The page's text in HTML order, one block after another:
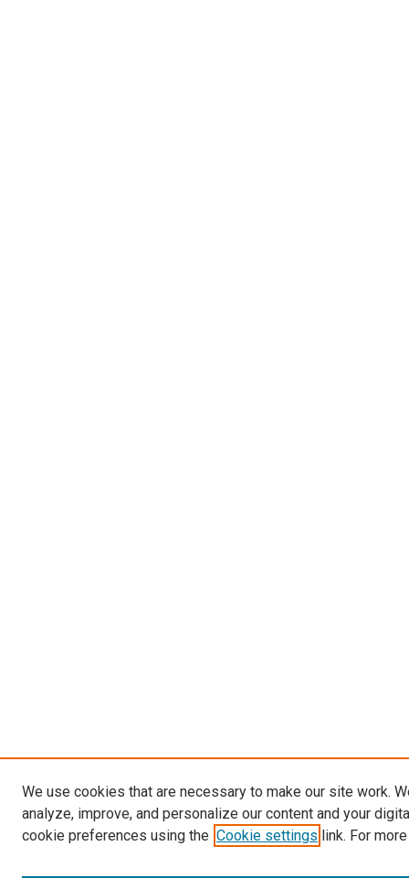
We use cookies that are necessary to make our site work.
analyze, improve, and personalize our content and your
cookie preferences using the Cookie settings link. For